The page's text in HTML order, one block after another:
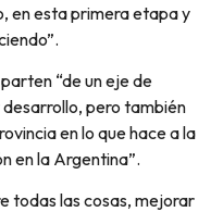
en esta primera etapa y
“de un eje de
pero también
en lo que hace a la
en la Argentina”.
todas las cosas, mejorar